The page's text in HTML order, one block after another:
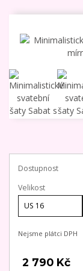
Dostupnost
Velikost
Nejsme plátci DPH
2 790 Kč